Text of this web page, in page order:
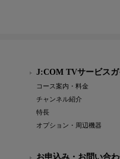
J:COM TVサービスガ
コース案内・料金
チャンネル紹介
特長
オプション・周辺機器
お申込み・お問い合